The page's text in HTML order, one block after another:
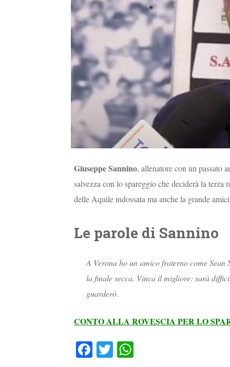
Giuseppe Sannino, allenatore con un passato
salvezza con lo spareggio che deciderà la
delle Aquile indossata ma anche la grande
Le parole di Sannino
A Verona ho un amico fraterno come
la finale secca. Vinca il migliore: sarà
guarderò.
CONTO ALLA ROVESCIA PER LO
Fa T